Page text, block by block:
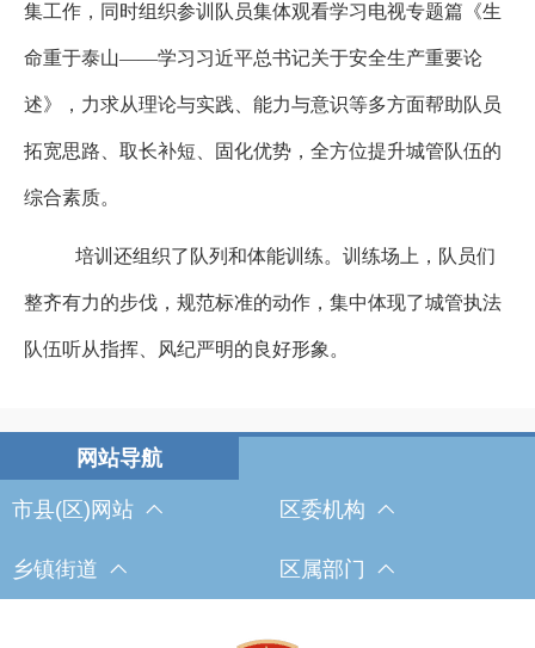
集工作，同时组织参训队员集体观看学习电视专题篇《生
命重于泰山——学习习近平总书记关于安全生产重要论
述》，力求从理论与实践、能力与意识等多方面帮助队员
拓宽思路、取长补短、固化优势，全方位提升城管队伍的
综合素质。
培训还组织了队列和体能训练。训练场上，队员们
整齐有力的步伐，规范标准的动作，集中体现了城管执法
队伍听从指挥、风纪严明的良好形象。
市县(区)网站 区委机构
乡镇街道 区属部门